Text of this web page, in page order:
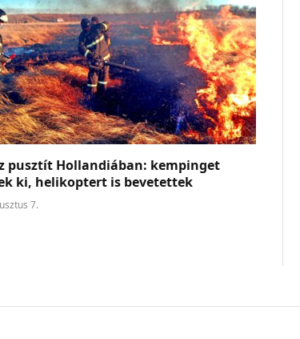
pusztít Hollandiában: kempinget
ki, helikoptert is bevetettek
7.